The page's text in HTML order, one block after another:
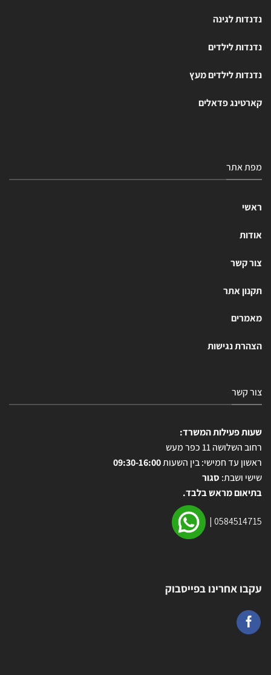
נדנדות לגינה
נדנדות לילדים
נדנדות לילדים מעץ
קארטינג פדאלים
מפת אתר
ראשי
אודות
צור קשר
תקנון אתר
מאמרים
הצהרת נגישות
צור קשר
שעות פעילות המשרד:
רחוב השלושה 11 כפר מעש
ראשון עד חמישי: בין השעות09:30-16:00
שישי ושבת: סגור
בתיאום מראש בלבד.
0584514715
|
עקבו אחרינו בפייסבוק